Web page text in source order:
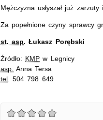
Mężczyzna usłyszał już
Za popełnione czyny sprawcy
st. asp. Łukasz Porębski
Źródło: KMP w Legnicy
asp. Anna Tersa
tel . 504 798 649